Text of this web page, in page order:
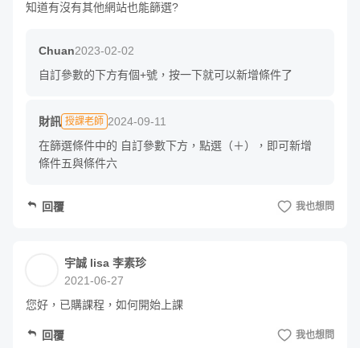
做資產配置？
七、打造自己的存股清單？
存股存了好幾年，要怎麼知道報酬率是否有打敗定存呢？在
這個單元裡，我們一步步教你如何打造自己的存股清單，它
能清楚紀錄您每一筆交易紀錄，並計算出年化報酬率。
嗨，我們是財訊雙週刊。
你能想像嗎？台灣有一本財經武功祕笈，年齡比你我的投資
經歷還資深？
知道有沒有其他網站也能篩選?
Chuan2023-02-02
自訂參數的下方有個+號，按一下就可以新增條件了
財訊 授課老師 2024-09-11
在篩選條件中的 自訂參數下方，點選（＋），即可新增
條件五與條件六
回覆 我也想問
宇誠 lisa 李素珍
2021-06-27
您好，已購課程，如何開始上課
回覆 我也想問